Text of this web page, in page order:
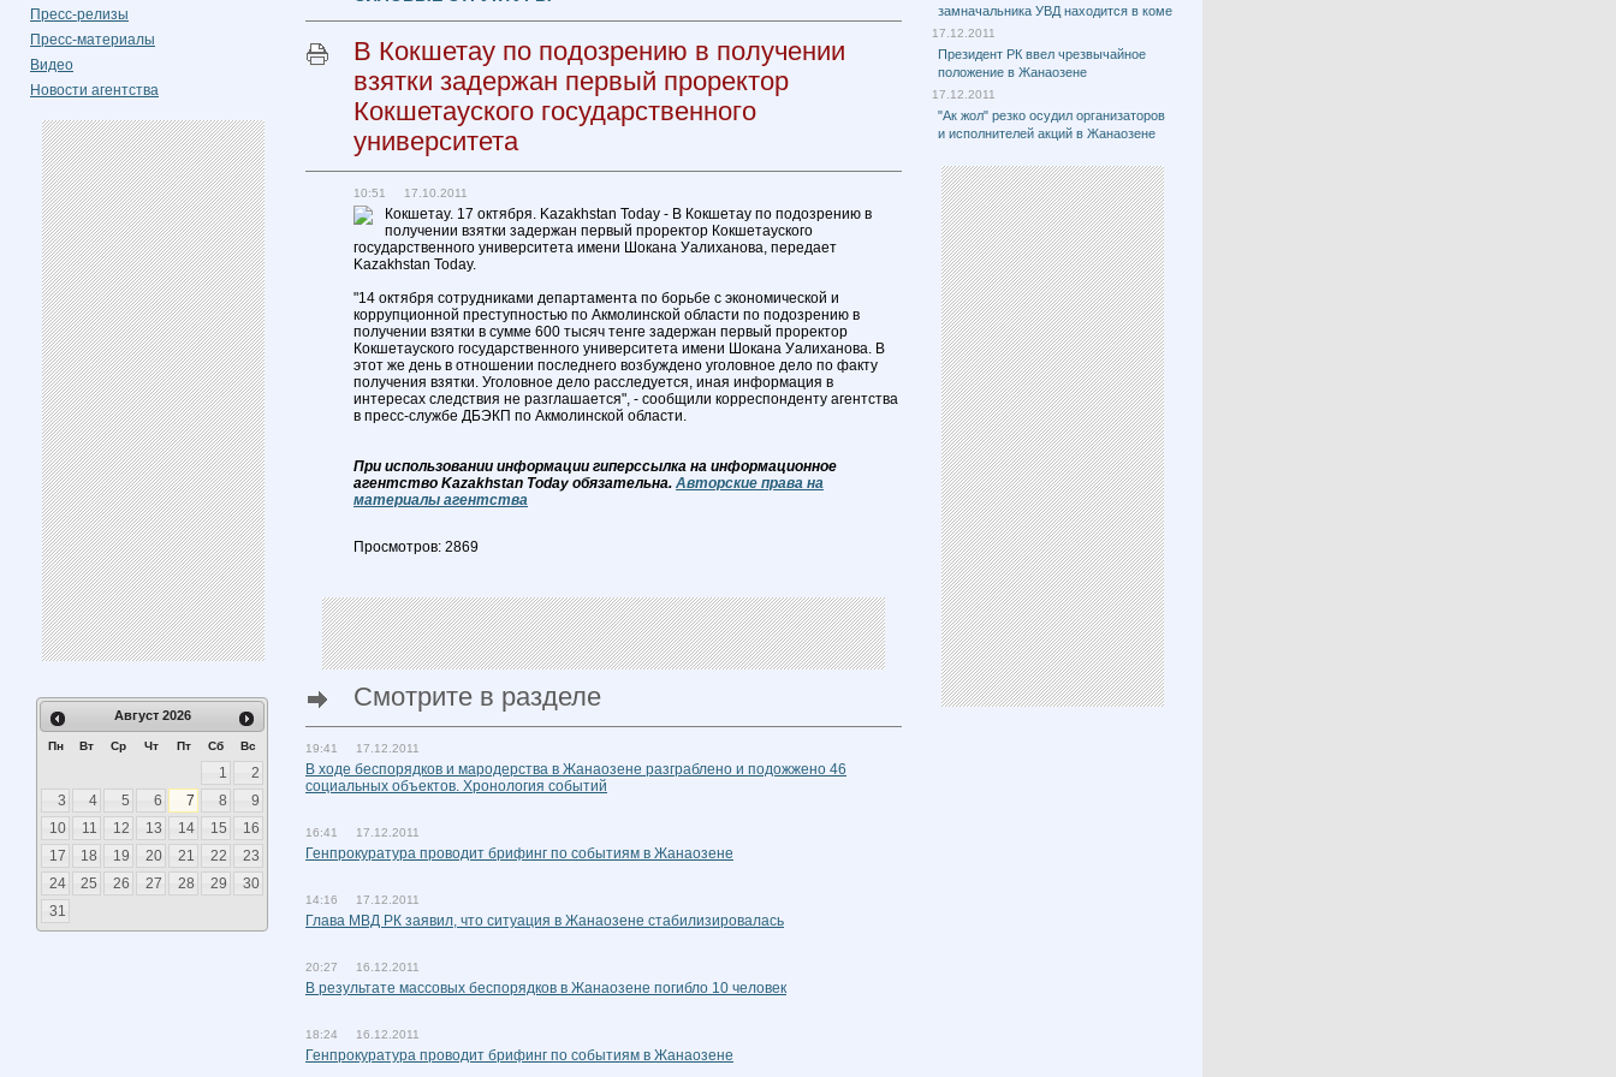
Пресс-релизы
Пресс-материалы
Видео
Новости агентства
Август 2026
Пн Вт Ср Чт Пт Сб Вс
1
2
3
4 5 6 7 8
9
10
11 12 13 14 15
16
17
18 19 20 21 22
23
24
25 26 27 28 29
30
31
В Кокшетау по подозрению в получении
взятки задержан первый проректор
Кокшетауского государственного
университета
10:51 17.10.2011
Кокшетау. 17 октября. Kazakhstan Today - В Кокшетау по подозрению в
получении взятки задержан первый проректор Кокшетауского
государственного университета имени Шокана Уалиханова, передает
Kazakhstan Today.
"14 октября сотрудниками департамента по борьбе с экономической и
коррупционной преступностью по Акмолинской области по подозрению в
получении взятки в сумме 600 тысяч тенге задержан первый проректор
Кокшетауского государственного университета имени Шокана Уалиханова. В
этот же день в отношении последнего возбуждено уголовное дело по факту
получения взятки. Уголовное дело расследуется, иная информация в
интересах следствия не разглашается", - сообщили корреспонденту агентства
в пресс-службе ДБЭКП по Акмолинской области.
При использовании информации гиперссылка на информационное
агентство Kazakhstan Today обязательна. Авторские права на
материалы агентства
Просмотров: 2869
Смотрите в разделе
19:41 17.12.2011
В ходе беспорядков и мародерства в Жанаозене разграблено и подожжено 46
социальных объектов. Хронология событий
16:41 17.12.2011
Генпрокуратура проводит брифинг по событиям в Жанаозене
14:16 17.12.2011
Глава МВД РК заявил, что ситуация в Жанаозене стабилизировалась
20:27 16.12.2011
В результате массовых беспорядков в Жанаозене погибло 10 человек
18:24 16.12.2011
Генпрокуратура проводит брифинг по событиям в Жанаозене
замначальника УВД находится в коме
17.12.2011
Президент РК ввел чрезвычайное
положение в Жанаозене
17.12.2011
"Ак жол" резко осудил организаторов
и исполнителей акций в Жанаозене